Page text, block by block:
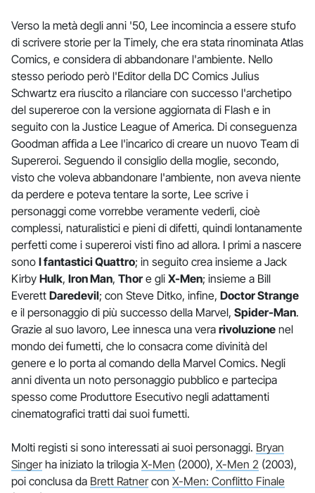
Verso la metà degli anni '50, Lee incomincia a essere stufo
di scrivere storie per la Timely, che era stata rinominata Atlas
Comics, e considera di abbandonare l'ambiente. Nello
stesso periodo però l'Editor della DC Comics Julius
Schwartz era riuscito a rilanciare con successo l'archetipo
del supereroe con la versione aggiornata di Flash e in
seguito con la Justice League of America. Di conseguenza
Goodman affida a Lee l'incarico di creare un nuovo Team di
Supereroi. Seguendo il consiglio della moglie, secondo,
visto che voleva abbandonare l'ambiente, non aveva niente
da perdere e poteva tentare la sorte, Lee scrive i
personaggi come vorrebbe veramente vederli, cioè
complessi, naturalistici e pieni di difetti, quindi lontanamente
perfetti come i supereroi visti fino ad allora. I primi a nascere
sono I fantastici Quattro; in seguito crea insieme a Jack
Kirby Hulk, Iron Man, Thor e gli X-Men; insieme a Bill
Everett Daredevil; con Steve Ditko, infine, Doctor Strange
e il personaggio di più successo della Marvel, Spider-Man.
Grazie al suo lavoro, Lee innesca una vera rivoluzione nel
mondo dei fumetti, che lo consacra come divinità del
genere e lo porta al comando della Marvel Comics. Negli
anni diventa un noto personaggio pubblico e partecipa
spesso come Produttore Esecutivo negli adattamenti
cinematografici tratti dai suoi fumetti.
Molti registi si sono interessati ai suoi personaggi. Bryan
Singerha iniziato la trilogia X-Men (2000), X-Men 2 (2003),
poi conclusa da Brett Ratnercon X-Men: Conflitto Finale